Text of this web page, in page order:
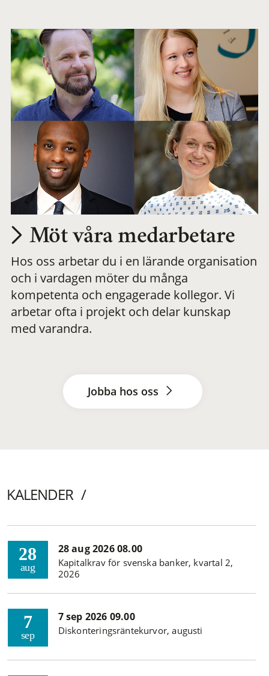
Möt våra medarbetare
Hos oss arbetar du i en lärande organisation
och i vardagen möter du många
kompetenta och engagerade kollegor. Vi
arbetar ofta i projekt och delar kunskap
med varandra.
Jobba hos oss
KALENDER
28
aug
28 aug 2026 08.00
Kapitalkrav för svenska banker, kvartal 2,
2026
7
sep
7 sep 2026 09.00
Diskonteringsräntekurvor, augusti